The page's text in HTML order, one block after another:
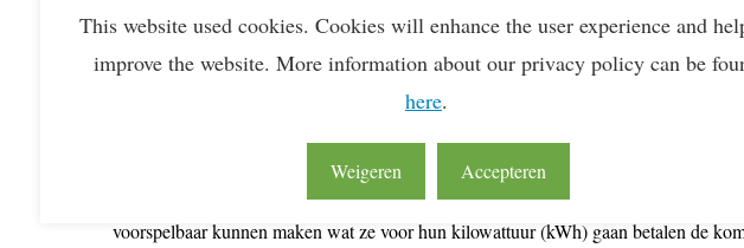
Welk probleem lossen jullie op?
“Wij zorgen aan de ene kant voor ondernemers, transporteurs en logistieke
ook op piekmomenten op het elektriciteitsnet (netcongestie). Daarnaast helpen we
zero. We helpen ze dus te verduurzamen. Ten derde helpen we ze geld te
voorspelbaar kunnen maken wat ze voor hun kilowattuur (kWh) gaan betalen de
This website used cookies. Cookies will enhance the user experience and
improve the website. More information about our privacy policy can be
here.
Weigeren Accepteren